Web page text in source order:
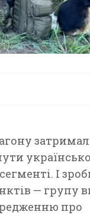
І
— групу
про